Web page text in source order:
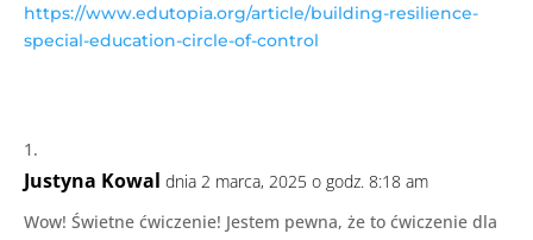
https://www.edutopia.org/article/building-resilience-
special-education-circle-of-control
Justyna Kowal dnia 2 marca, 2025 o godz. 8:18 am
Wow! Świetne ćwiczenie! Jestem pewna, że to ćwiczenie dla